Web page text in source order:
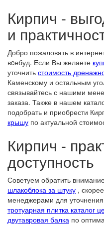
Кирпич -
и
Добро пожаловать в
вcебуд. Если Вы желаете
уточнить стоимость
Каменскому и остальным
связывайтесь с нашими
заказа. Также в нашем
подобрать и приобрести
крышу по актуальной
Кирпич -
доступность
Советуем обратить
шлакоблока за штуку ,
менеджерами для
тротуарная плитка каталог
двутавровая балка по